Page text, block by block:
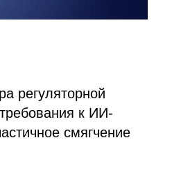
регуляторной
к ИИ-
смягчение